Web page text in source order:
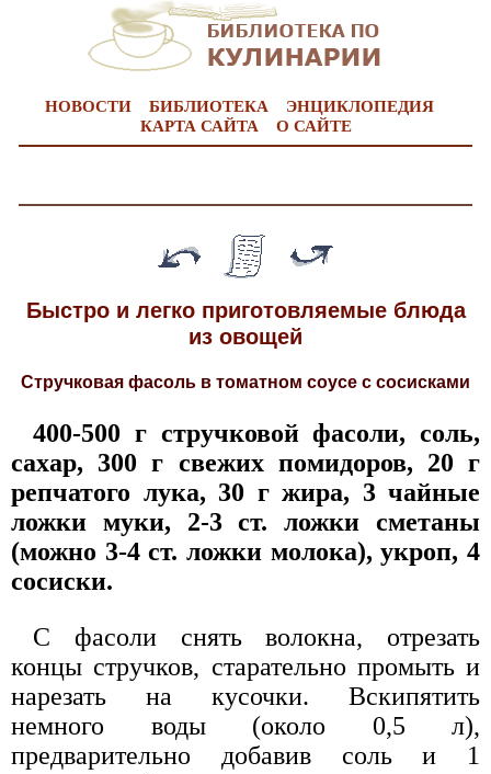
НОВОСТИ БИБЛИОТЕКА
ЭНЦИКЛОПЕДИЯ
КАРТА САЙТА
О САЙТЕ
Быстро и легко приготовляемые блюда
из овощей
Стручковая фасоль в томатном соусе с сосисками
400-500 г стручковой фасоли, соль,
сахар, 300 г свежих помидоров, 20 г
репчатого лука, 30 г жира, 3 чайные
ложки муки, 2-3 ст. ложки сметаны
(можно 3-4 ст. ложки молока), укроп, 4
сосиски.
С фасоли снять волокна, отрезать
концы стручков, старательно промыть и
нарезать на кусочки. Вскипятить
немного воды (около 0,5 л),
предварительно добавив соль и 1